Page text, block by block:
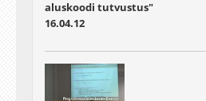
aluskoodi tutvustus"
16.04.12